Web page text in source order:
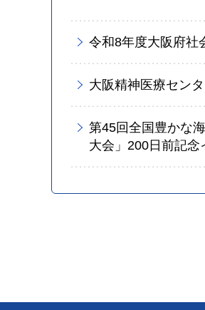
令和8年度大阪府社
大阪精神医療セン
第45回全国豊かな
大会」200日前記念